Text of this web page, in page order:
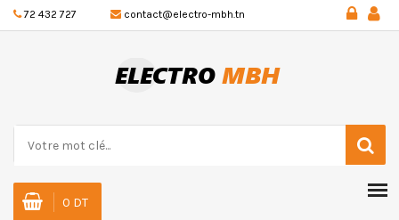
72 432 727 contact@electro-mbh.tn
0 DT